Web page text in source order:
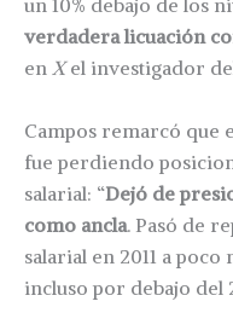
verdadera licuación
en Xel investigador
Campos remarcó que
fue perdiendo
salarial: “Dejó de
como ancla. Pasó de
salarial en 2011 a poco
incluso por debajo del